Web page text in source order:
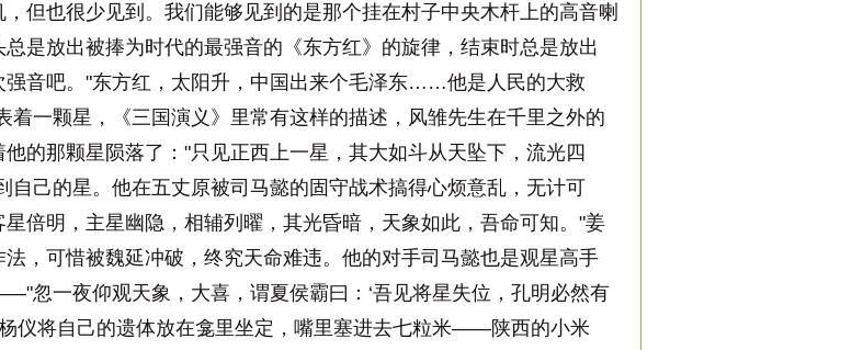
但也很少见到。我们能够见到的是那个挂在村子中央木杆上的高音喇
是放出被捧为时代的最强音的《东方红》的旋律，结束时总是放出
强音吧。"东方红，太阳升，中国出来个毛泽东……他是人民的大救
一颗星，《三国演义》里常有这样的描述，风雏先生在千里之外的
的那颗星陨落了："只见正西上一星，其大如斗从天坠下，流光四
自己的星。他在五丈原被司马懿的固守战术搞得心烦意乱，无计可
倍明，主星幽隐，相辅列曜，其光昏暗，天象如此，吾命可知。"姜
，可惜被魏延冲破，终究天命难违。他的对手司马懿也是观星高手
一夜仰观天象，大喜，谓夏侯霸曰：‘吾见将星失位，孔明必然有
仪将自己的遗体放在龛里坐定，嘴里塞进去七粒米——陕西的小米